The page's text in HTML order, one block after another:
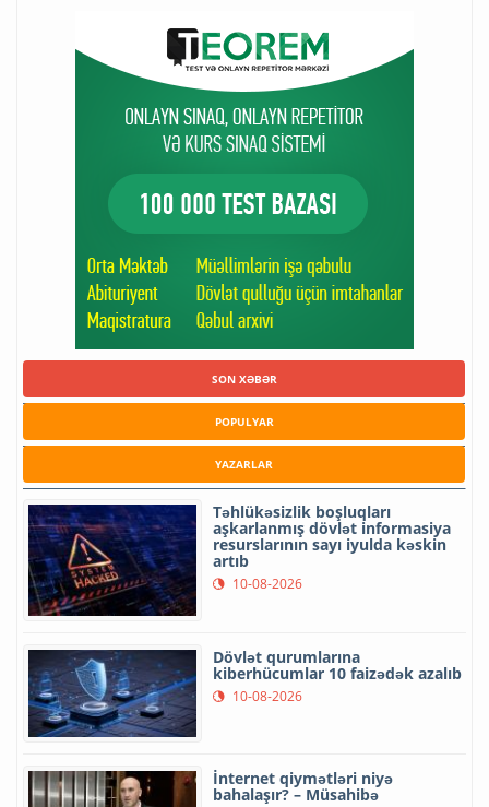
SON XƏBƏR
POPULYAR
YAZARLAR
Təhlükəsizlik boşluqları
aşkarlanmış dövlət informasiya
resurslarının sayı iyulda kəskin
artıb
10-08-2026
Dövlət qurumlarına
kiberhücumlar 10 faizədək azalıb
10-08-2026
İnternet qiymətləri niyə
bahalaşır? – Müsahibə